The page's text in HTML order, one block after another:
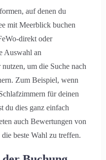
auf denen du
mit Meerblick buchen
direkt oder
Auswahl an
um die Suche nach
Zum Beispiel, wenn
für deinen
du dies ganz einfach
auch Bewertungen von
beste Wahl zu treffen.